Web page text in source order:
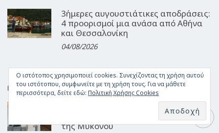
3ήμερες αυγουστιάτικες αποδράσεις:
4 προορισμοί μια ανάσα από Αθήνα
και Θεσσαλονίκη
04/08/2026
FOOD
Γεύση από Αιγαίο: Αυθεντικοί
θαλασσινοί μεζέδες στο Barbounaki
της Μυκόνου
Ο ιστότοπος χρησιμοποιεί cookies. Συνεχίζοντας τη χρήση αυτού
του ιστότοπου, συμφωνείτε με τη χρήση τους. Για να μάθετε
περισσότερα, δείτε εδώ: Πολιτική Χρήσης Cookies